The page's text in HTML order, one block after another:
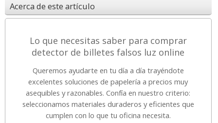
Acerca de este artículo
Lo que necesitas saber para comprar
detector de billetes falsos luz online
Queremos ayudarte en tu día a día trayéndote
excelentes soluciones de papelería a precios muy
asequibles y razonables. Confía en nuestro criterio:
seleccionamos materiales duraderos y eficientes que
cumplen con lo que tu oficina necesita.